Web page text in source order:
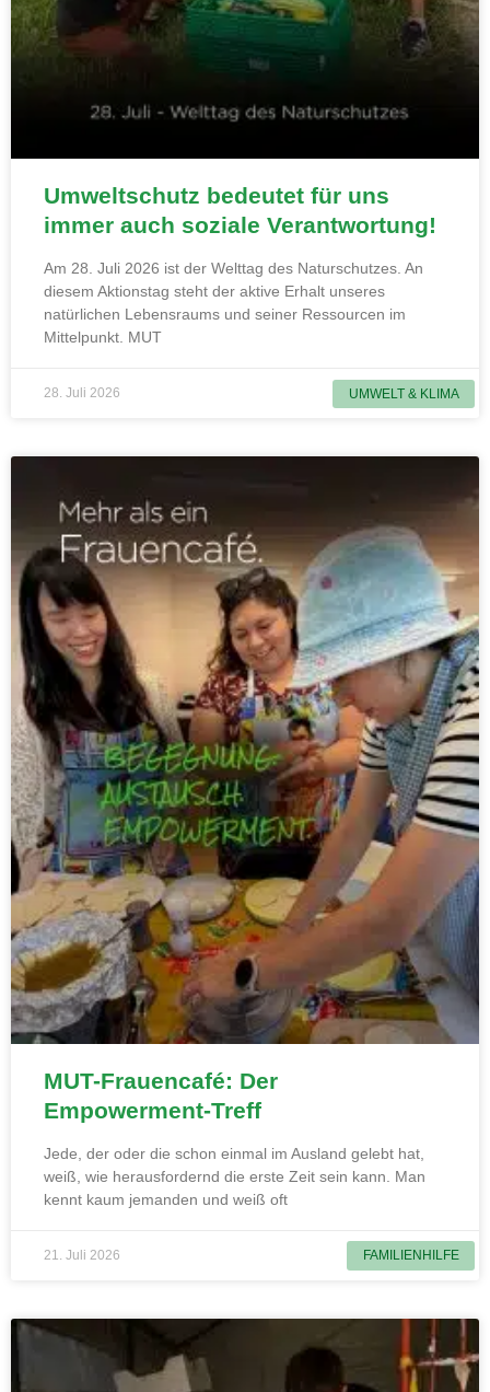
UMWELT & KLIMA
Umweltschutz bedeutet für uns
immer auch soziale Verantwortung!
Am 28. Juli 2026 ist der Welttag des Naturschutzes. An
diesem Aktionstag steht der aktive Erhalt unseres
natürlichen Lebensraums und seiner Ressourcen im
Mittelpunkt. MUT
28. Juli 2026
FAMILIENHILFE
MUT-Frauencafé: Der
Empowerment-Treff
Jede, der oder die schon einmal im Ausland gelebt hat,
weiß, wie herausfordernd die erste Zeit sein kann. Man
kennt kaum jemanden und weiß oft
21. Juli 2026